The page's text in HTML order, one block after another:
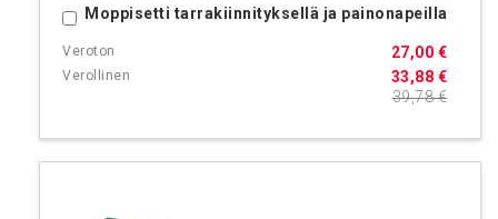
Moppisetti tarrakiinnityksellä ja painonapeilla
33,88 €
27,00 €
39,78 €
Ostoskoriin